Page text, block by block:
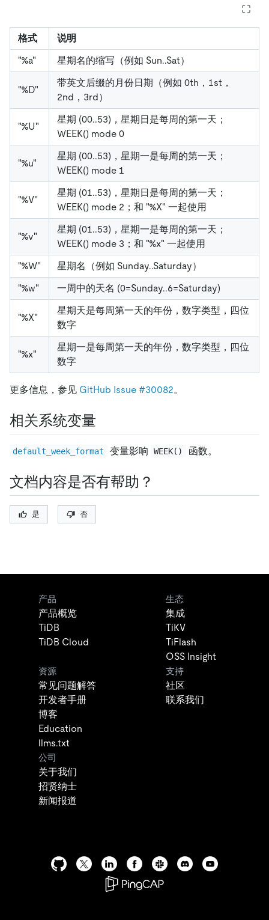
格式
说明
"%a"
星期名的缩写（例如 Sun..Sat）
"%D"
带英文后缀的月份日期（例如 0th，1st，
2nd，3rd）
"%U"
星期 (00..53)，星期日是每周的第一天；
WEEK() mode 0
"%u"
星期 (00..53)，星期一是每周的第一天；
WEEK() mode 1
"%V"
星期 (01..53)，星期日是每周的第一天；
WEEK() mode 2；和 "%X" 一起使用
"%v"
星期 (01..53)，星期一是每周的第一天；
WEEK() mode 3；和 "%x" 一起使用
"%W"
星期名（例如 Sunday..Saturday）
"%w"
一周中的天名 (0=Sunday..6=Saturday)
"%X"
星期天是每周第一天的年份，数字类型，四位
数字
"%x"
星期一是每周第一天的年份，数字类型，四位
数字
更多信息，参见 GitHub Issue #30082。
相关系统变量
default_week_format 变量影响 WEEK() 函数。
文档内容是否有帮助？
是 否
产品
产品概览
TiDB
TiDB Cloud
生态
集成
TiKV
TiFlash
OSS Insight
资源
常见问题解答
开发者手册
博客
Education
llms.txt
支持
社区
联系我们
公司
关于我们
招贤纳士
新闻报道